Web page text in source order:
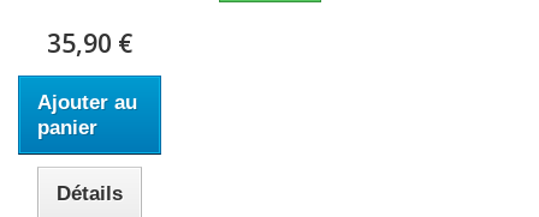
35,90 €
Ajouter au
panier
Détails